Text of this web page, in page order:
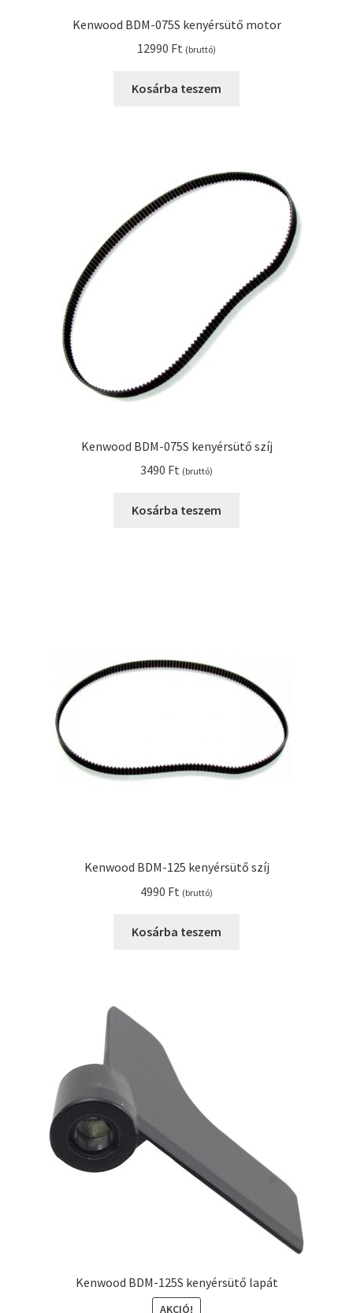
Kenwood BDM-075S kenyérsütő motor
12990 Ft (bruttó)
Kosárba teszem
Kenwood BDM-075S kenyérsütő szíj
3490 Ft (bruttó)
Kosárba teszem
Kenwood BDM-125 kenyérsütő szíj
4990 Ft (bruttó)
Kosárba teszem
Kenwood BDM-125S kenyérsütő lapát
AKCIÓ!